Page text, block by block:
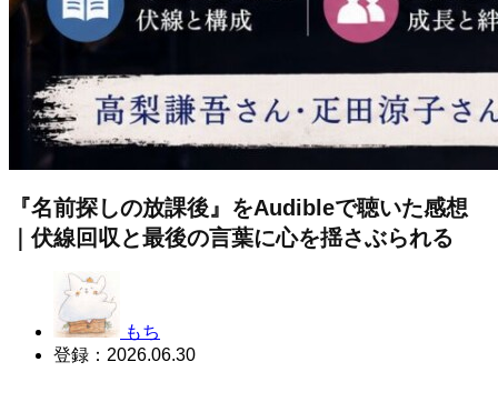
『名前探しの放課後』をAudibleで聴いた感想
｜伏線回収と最後の言葉に心を揺さぶられる
もち
登録： 2026.06.30